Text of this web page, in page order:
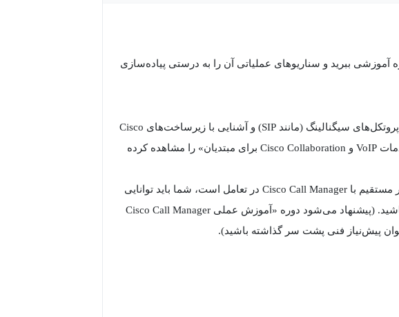
آموزشی ببرید و سناریوهای عملیاتی آن را به درستی پیاده‌سازی
دانش پایه VoIP: درک مفاهیم بنیادی شبکه، پروتکل‌های سیگنالینگ (مانند SIP) و آشنایی با زیرساخت‌های Cisco
Collaboration. (پیشنهاد می‌شود دوره «مقدمات VoIP و Cisco Collaboration برای مبتدیان» را مشاهده کرده
تسلط بر CUCM: از آنجایی که CUPS به طور مستقیم با Cisco Call Manager در تعامل است، شما باید توانایی
مدیریت و پیکربندی اولیه CUCM را داشته باشید. (پیشنهاد می‌شود دوره «آموزش عملی Cisco Call Manager